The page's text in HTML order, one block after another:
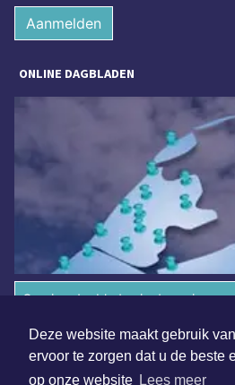
Deze website maakt gebruik
ervoor te zorgen dat u de beste
op onze website Lees meer
Aanmelden
ONLINE DAGBLADEN
Overige dagbladen in de regio
Algemene voorwaarden